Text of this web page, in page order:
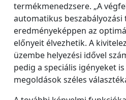
termékmenedzsere. „A
automatikus beszabályozási
eredményeképpen az
előnyeit élvezhetik. A
üzembe helyezési idővel
pedig a speciális igényeket
megoldások széles